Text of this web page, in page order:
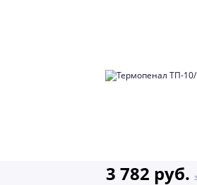
3 782 руб.